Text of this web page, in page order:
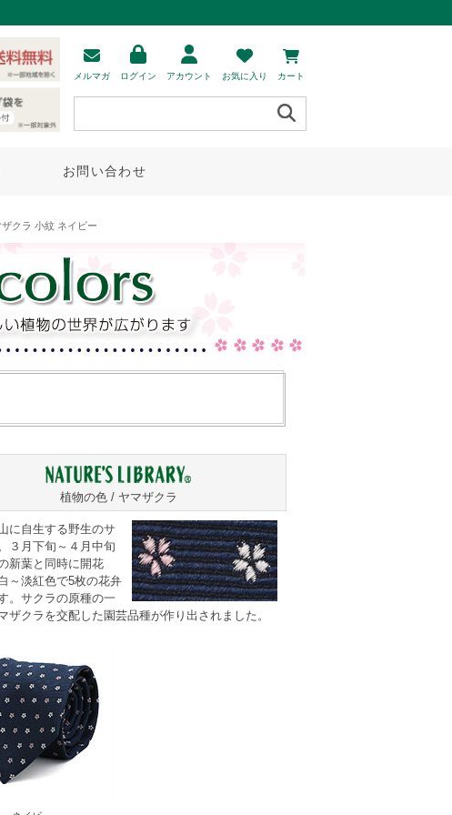
メルマガ ログイン アカウント お気に入り カート
お問い合わせ
クラ 小紋 ネイビー
植物の色 / ヤマザクラ
に自生する野生のサ
３月下旬～４月中旬
新葉と同時に開花
～淡紅色で5枚の花弁
。サクラの原種の一
ザクラを交配した園芸品種が作り出されました。